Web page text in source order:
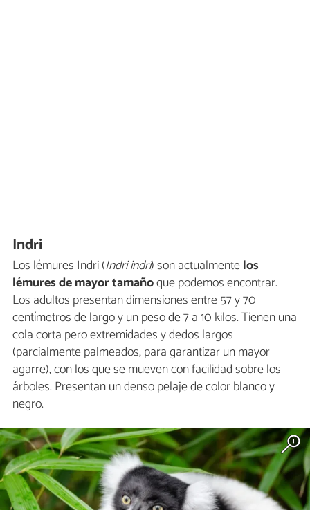
Indri
Los lémures Indri (Indri indri) son actualmentelos
lémures de mayor tamañoque podemos encontrar.
Los adultos presentan dimensiones entre 57 y 70
centímetros de largo y un peso de 7 a 10 kilos. Tienen una
cola corta pero extremidades y dedos largos
(parcialmente palmeados, para garantizar un mayor
agarre), con los que se mueven con facilidad sobre los
árboles. Presentan un denso pelaje de color blanco y
negro.